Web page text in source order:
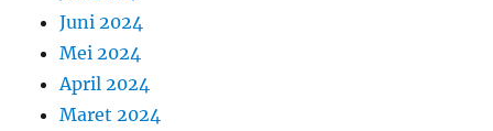
Juni 2024
Mei 2024
April 2024
Maret 2024